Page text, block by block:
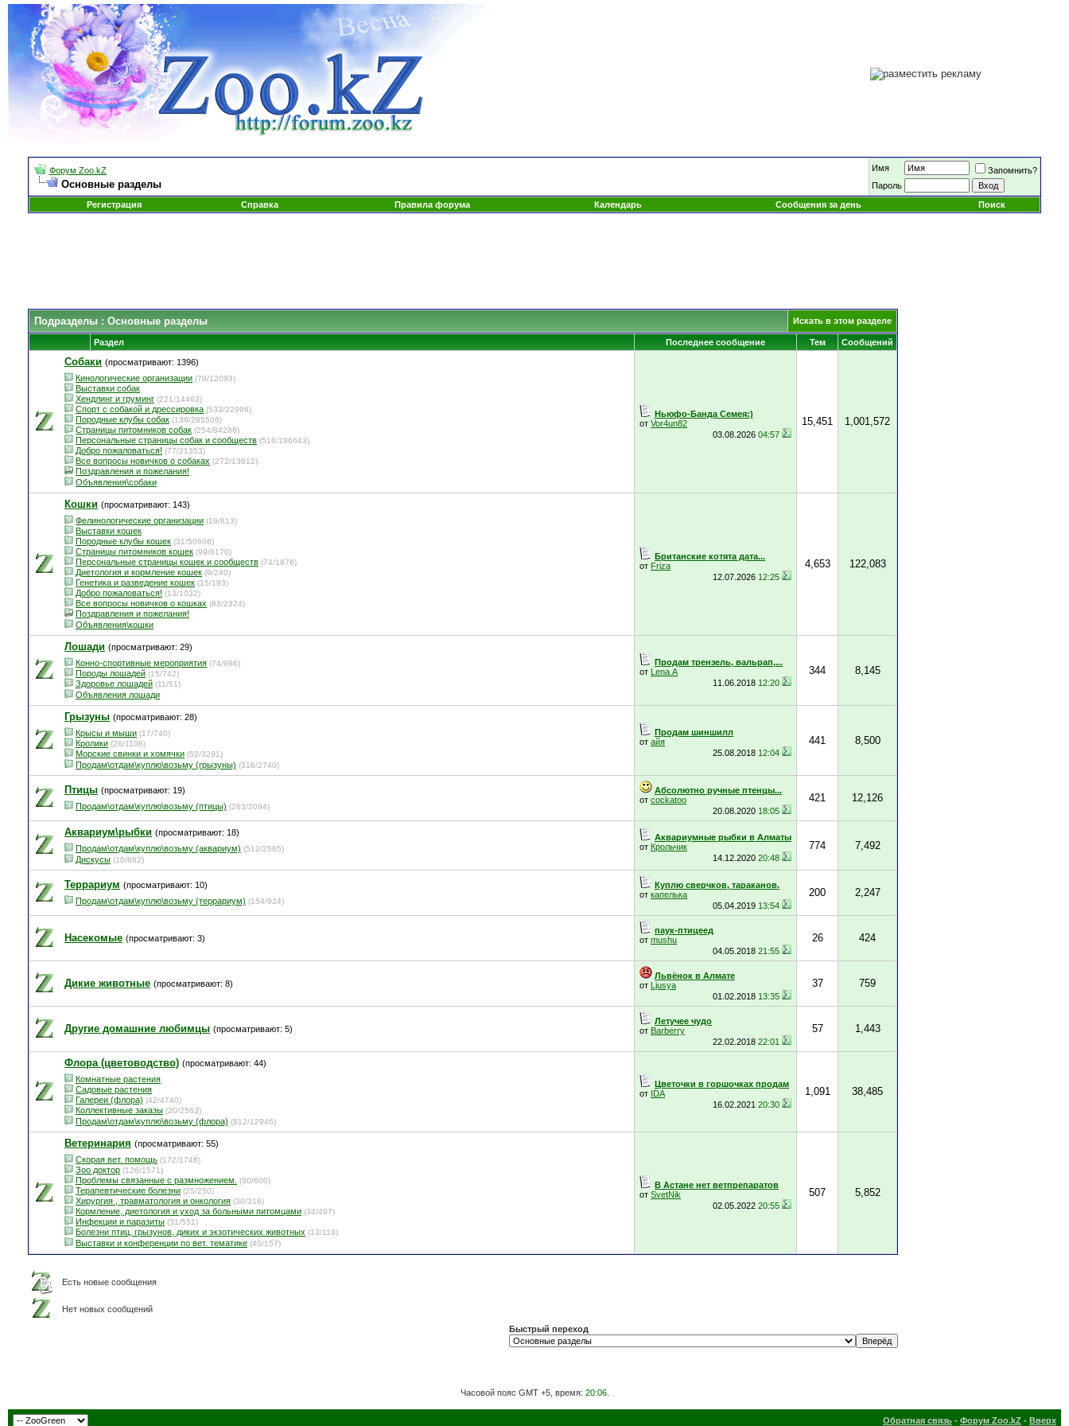
Форум Zoo.kZ
Основные разделы
Имя
Запомнить?
Пароль
Регистрация
Справка Правила форума Календарь Сообщения за день Поиск
Подразделы : Основные разделы Искать в этом разделе
Раздел Последнее сообщение Тем Сообщений
Собаки (просматривают: 1396)
Кинологические организации (70/12093)
Выставки собак
Хендлинг и груминг (221/14463)
Спорт с собакой и дрессировка (533/22996)
Породные клубы собак (139/285506)
Страницы питомников собак (254/84286)
Персональные страницы собак и сообществ (516/196643)
Добро пожаловаться! (77/21353)
Все вопросы новичков о собаках (272/13612)
Поздравления и пожелания!
Объявления\собаки
Ньюфо-Банда Семея:)
от Vor4un82
03.08.2026 04:57
15,451 1,001,572
Кошки (просматривают: 143)
Фелинологические организации (19/813)
Выставки кошек
Породные клубы кошек (31/50606)
Страницы питомников кошек (99/6170)
Персональные страницы кошек и сообществ (74/1876)
Диетология и кормление кошек (9/240)
Генетика и разведение кошек (15/193)
Добро пожаловаться! (13/1032)
Все вопросы новичков о кошках (83/2324)
Поздравления и пожелания!
Объявления\кошки
Британские котята дата...
от Friza
12.07.2026 12:25
4,653 122,083
Лошади (просматривают: 29)
Конно-спортивные мероприятия (74/996)
Породы лошадей (15/742)
Здоровье лошадей (11/51)
Объявления лошади
Продам трензель, вальрап,...
от Lena.A
11.06.2018 12:20
344 8,145
Грызуны (просматривают: 28)
Крысы и мыши (17/740)
Кролики (26/1106)
Морские свинки и хомячки (52/3291)
Продам\отдам\куплю\возьму (грызуны) (316/2740)
Продам шиншилл
от айя
25.08.2018 12:04
441 8,500
Птицы (просматривают: 19)
Продам\отдам\куплю\возьму (птицы) (263/2094)
Абсолютно ручные птенцы...
от cockatoo
20.08.2020 18:05
421 12,126
Аквариум\рыбки (просматривают: 18)
Продам\отдам\куплю\возьму (аквариум) (512/2565)
Дискусы (10/682)
Аквариумные рыбки в Алматы
от Крольчик
14.12.2020 20:48
774 7,492
Террариум (просматривают: 10)
Продам\отдам\куплю\возьму (террариум) (154/924)
Куплю сверчков, тараканов.
от капелька
05.04.2019 13:54
200 2,247
Насекомые (просматривают: 3)
паук-птицеед
от mushu
04.05.2018 21:55
26 424
Дикие животные (просматривают: 8)
Львёнок в Алмате
от Ljusya
01.02.2018 13:35
37 759
Другие домашние любимцы (просматривают: 5)
Летучее чудо
от Barberry
22.02.2018 22:01
57 1,443
Флора (цветоводство) (просматривают: 44)
Комнатные растения
Садовые растения
Галереи (флора) (42/4740)
Коллективные заказы (20/2563)
Продам\отдам\куплю\возьму (флора) (812/12946)
Цветочки в горшочках продам
от IDA
16.02.2021 20:30
1,091 38,485
Ветеринария (просматривают: 55)
Скорая вет. помощь (172/1748)
Зоо доктор (126/1571)
Проблемы связанные с размножением. (30/600)
Терапевтические болезни (25/250)
Хирургия , травматология и онкология (30/316)
Кормление, диетология и уход за больными питомцами (34/497)
Инфекции и паразиты (31/551)
Болезни птиц, грызунов, диких и экзотических животных (13/118)
Выставки и конференции по вет. тематике (40/157)
В Астане нет ветпрепаратов
от SvetNik
02.05.2022 20:55
507 5,852
Есть новые сообщения
Нет новых сообщений
Быстрый переход
Часовой пояс GMT +5, время: 20:06.
Обратная связь - Форум Zoo.kZ - Вверх